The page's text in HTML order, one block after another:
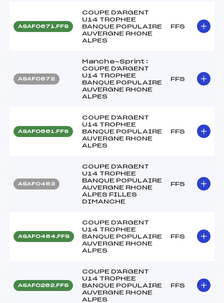
ASAF0671.FFS
COUPE D'ARGENT
U14 TROPHEE
BANQUE POPULAIRE
AUVERGNE RHONE
ALPES
FFS
ASAF0672
Manche-Sprint :
COUPE D'ARGENT
U14 TROPHEE
BANQUE POPULAIRE
AUVERGNE RHONE
ALPES
FFS
ASAF0661.FFS
COUPE D'ARGENT
U14 TROPHEE
BANQUE POPULAIRE
AUVERGNE RHONE
ALPES
FFS
ASAF0463
COUPE D'ARGENT
U14 TROPHEE
BANQUE POPULAIRE
AUVERGNE RHONE
ALPES FILLES
DIMANCHE
FFS
ASAF0464.FFS
COUPE D'ARGENT
U14 TROPHEE
BANQUE POPULAIRE
AUVERGNE RHONE
ALPES
FFS
ASAF0262.FFS
COUPE D'ARGENT
U14 TROPHEE
BANQUE POPULAIRE
AUVERGNE RHONE
ALPES
FFS